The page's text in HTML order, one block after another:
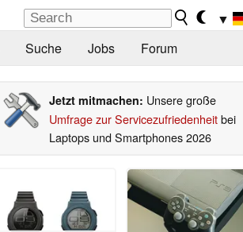
▼
Suche Jobs Forum
Jetzt mitmachen: Unsere große
Umfrage zur Servicezufriedenheitbei
Laptops und Smartphones 2026